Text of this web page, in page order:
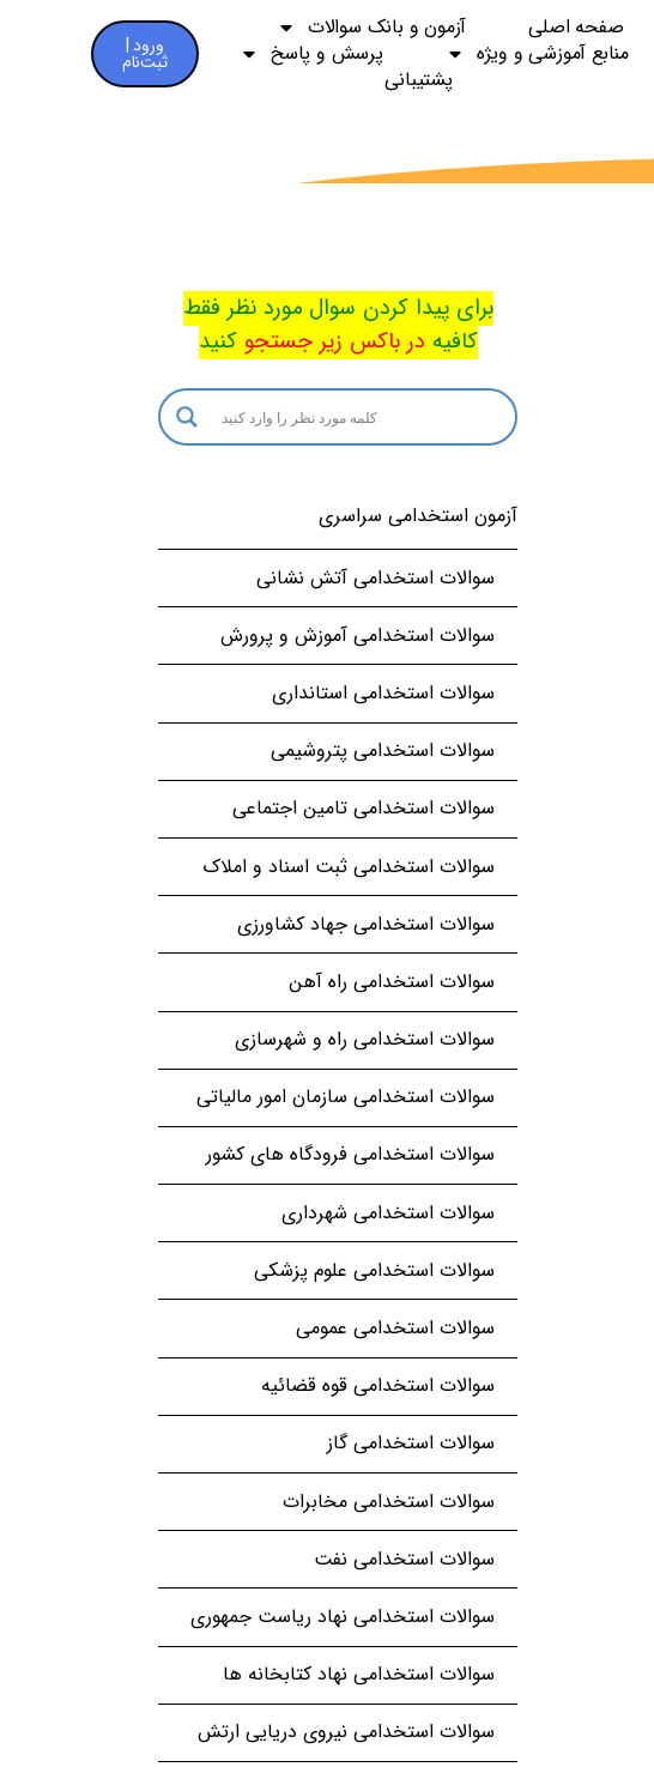
صفحه اصلی
آزمون و بانک سوالات
منابع آموزشی و ویژه
پرسش و پاسخ
پشتیبانی
ورود |
ثبت‌نام
برای پیدا کردن سوال مورد نظر فقط
کافیه در باکس زیر جستجو کنید
آزمون استخدامی سراسری
سوالات استخدامی آتش نشانی
سوالات استخدامی آموزش و پرورش
سوالات استخدامی استانداری
سوالات استخدامی پتروشیمی
سوالات استخدامی تامین اجتماعی
سوالات استخدامی ثبت اسناد و املاک
سوالات استخدامی جهاد کشاورزی
سوالات استخدامی راه آهن
سوالات استخدامی راه و شهرسازی
سوالات استخدامی سازمان امور مالیاتی
سوالات استخدامی فرودگاه های کشور
سوالات استخدامی شهرداری
سوالات استخدامی علوم پزشکی
سوالات استخدامی عمومی
سوالات استخدامی قوه قضائیه
سوالات استخدامی گاز
سوالات استخدامی مخابرات
سوالات استخدامی نفت
سوالات استخدامی نهاد ریاست جمهوری
سوالات استخدامی نهاد کتابخانه ها
سوالات استخدامی نیروی دریایی ارتش